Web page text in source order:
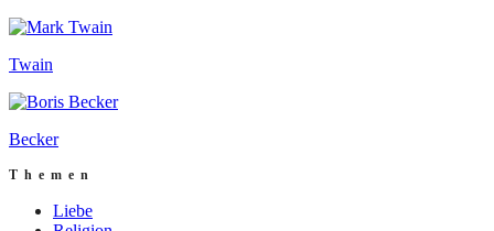
Twain
Becker
Themen
Liebe